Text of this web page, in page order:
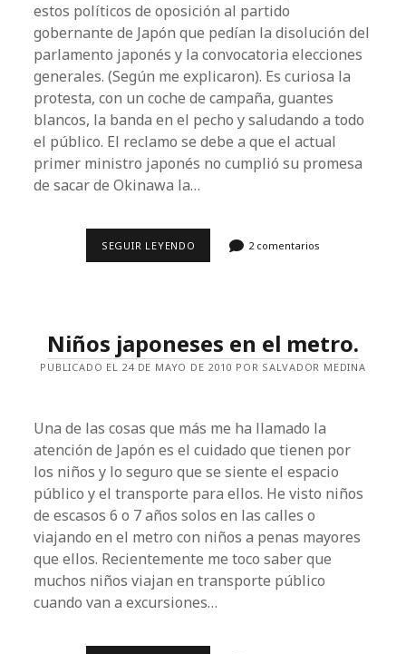
estos políticos de oposición al partido
gobernante de Japón que pedían la disolución del
parlamento japonés y la convocatoria elecciones
generales. (Según me explicaron). Es curiosa la
protesta, con un coche de campaña, guantes
blancos, la banda en el pecho y saludando a todo
el público. El reclamo se debe a que el actual
primer ministro japonés no cumplió su promesa
de sacar de Okinawa la…
SEGUIR LEYENDO 2 comentarios
Niños japoneses en el metro.
PUBLICADO EL 24 DE MAYO DE 2010 POR SALVADOR MEDINA
Una de las cosas que más me ha llamado la
atención de Japón es el cuidado que tienen por
los niños y lo seguro que se siente el espacio
público y el transporte para ellos. He visto niños
de escasos 6 o 7 años solos en las calles o
viajando en el metro con niños a penas mayores
que ellos. Recientemente me toco saber que
muchos niños viajan en transporte público
cuando van a excursiones…